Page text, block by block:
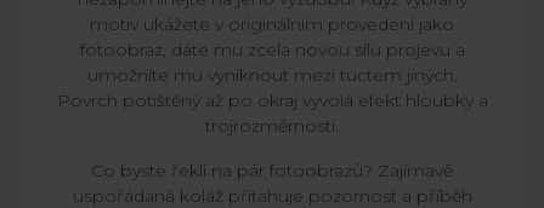
motiv ukážete v originálním provedení jako
fotoobraz, dáte mu zcela novou sílu projevu a
umožníte mu vyniknout mezi tuctem jiných.
Povrch potištěný až po okraj vyvolá efekt hloubky a
trojrozměrnosti.
Co byste řekli na pár fotoobrazů? Zajímavě
uspořádaná koláž přitahuje pozornost a příběh